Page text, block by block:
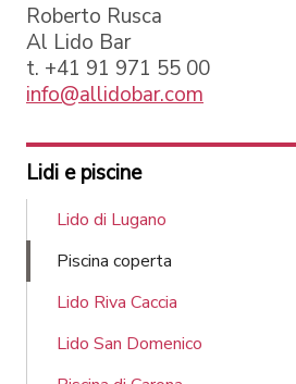
Roberto Rusca
Al Lido Bar
t. +41 91 971 55 00
info@allidobar.com
Lidi e piscine
Lido di Lugano
Piscina coperta
Lido Riva Caccia
Lido San Domenico